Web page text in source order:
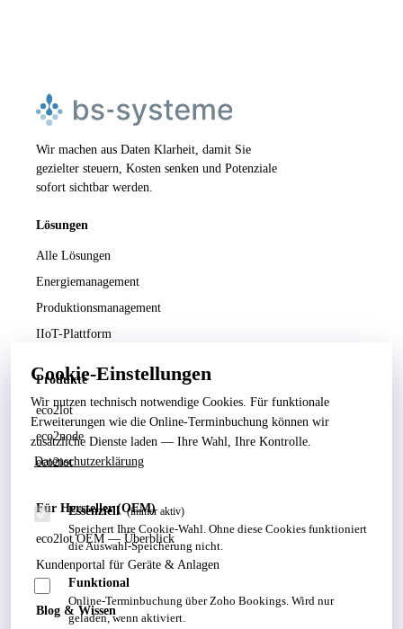
Wir machen aus Daten Klarheit, damit Sie
gezielter steuern, Kosten senken und Potenziale
sofort sichtbar werden.
Lösungen
Alle Lösungen
Energiemanagement
Produktionsmanagement
IIoT-Plattform
Produkte
eco2lot
eco2node
eco2iot
Für Hersteller (OEM)
eco2lot OEM — Überblick
Kundenportal für Geräte & Anlagen
Blog & Wissen
Cookie-Einstellungen
Wir nutzen technisch notwendige Cookies. Für funktionale
Erweiterungen wie die Online-Terminbuchung können wir
zusätzliche Dienste laden — Ihre Wahl, Ihre Kontrolle.
Datenschutzerklärung
Essenziell (immer aktiv)
Speichert Ihre Cookie-Wahl. Ohne diese Cookies funktioniert
die Auswahl-Speicherung nicht.
Funktional
Online-Terminbuchung über Zoho Bookings. Wird nur
geladen, wenn aktiviert.